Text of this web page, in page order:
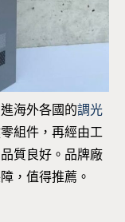
海外各國的調光
組件，再經由工
質良好。品牌廠
，值得推薦。